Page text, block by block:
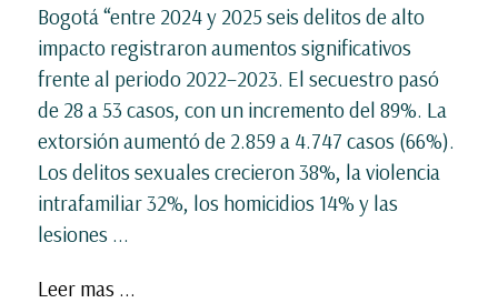
Bogotá “entre 2024 y 2025 seis delitos de alto
impacto registraron aumentos significativos
frente al periodo 2022–2023. El secuestro pasó
de 28 a 53 casos, con un incremento del 89%. La
extorsión aumentó de 2.859 a 4.747 casos (66%).
Los delitos sexuales crecieron 38%, la violencia
intrafamiliar 32%, los homicidios 14% y las
lesiones ...
Leer mas ...